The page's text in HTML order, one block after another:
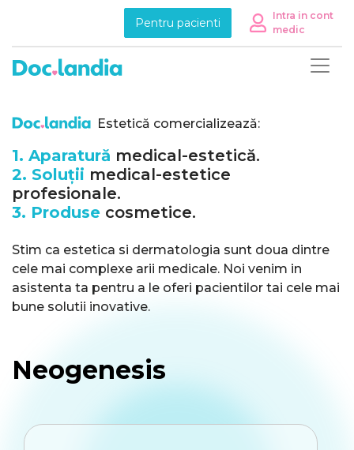
Pentru pacienti
Intra in cont
medic
Estetică comercializează:
1. Aparatură medical-estetică.
2. Soluții medical-estetice
profesionale.
3. Produse cosmetice.
Stim ca estetica si dermatologia sunt doua dintre
cele mai complexe arii medicale. Noi venim in
asistenta ta pentru a le oferi pacientilor tai cele mai
bune solutii inovative.
Neogenesis